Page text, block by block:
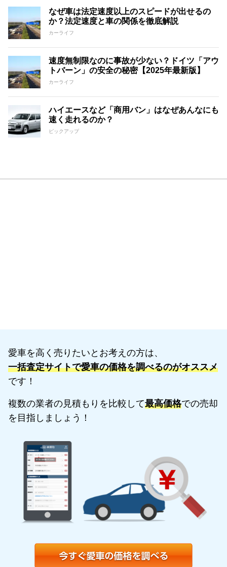
なぜ車は法定速度以上のスピードが出せるの
か？法定速度と車の関係を徹底解説
カーライフ
速度無制限なのに事故が少ない？ドイツ「アウ
トバーン」の安全の秘密【2025年最新版】
カーライフ
ハイエースなど「商用バン」はなぜあんなにも
速く走れるのか？
ピックアップ
愛車を高く売りたいとお考えの方は、
一括査定サイトで愛車の価格を調べるのがオススメ
です！
複数の業者の見積もりを比較して最高価格での売却
を目指しましょう！